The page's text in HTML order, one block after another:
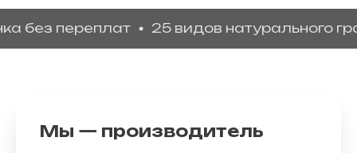
переплат 25 видов натурального гранита
Мы — производитель